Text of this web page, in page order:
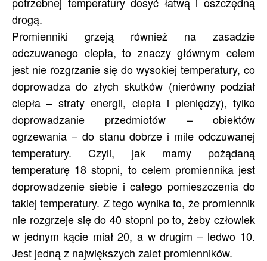
drogą.
Promienniki grzeją również na zasadzie
odczuwanego ciepła, to znaczy głównym celem
jest nie rozgrzanie się do wysokiej temperatury, co
doprowadza do złych skutków (nierówny podział
ciepła – straty energii, ciepła i pieniędzy), tylko
doprowadzanie przedmiotów – obiektów
ogrzewania – do stanu dobrze i mile odczuwanej
temperatury. Czyli, jak mamy pożądaną
temperaturę 18 stopni, to celem promiennika jest
doprowadzenie siebie i całego pomieszczenia do
takiej temperatury. Z tego wynika to, że promiennik
nie rozgrzeje się do 40 stopni po to, żeby człowiek
w jednym kącie miał 20, a w drugim – ledwo 10.
Jest jedną z największych zalet promienników.